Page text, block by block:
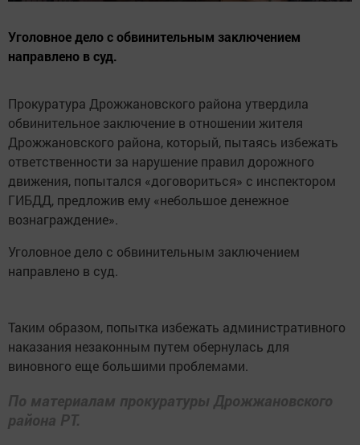
Уголовное дело с обвинительным заключением
направлено в суд.
Прокуратура Дрожжановского района утвердила
обвинительное заключение в отношении жителя
Дрожжановского района, который, пытаясь избежать
ответственности за нарушение правил дорожного
движения, попытался «договориться» с инспектором
ГИБДД, предложив ему «небольшое денежное
вознаграждение».
Уголовное дело с обвинительным заключением
направлено в суд.
Таким образом, попытка избежать административного
наказания незаконным путем обернулась для
виновного еще большими проблемами.
По материалам прокуратуры Дрожжановского
района РТ.